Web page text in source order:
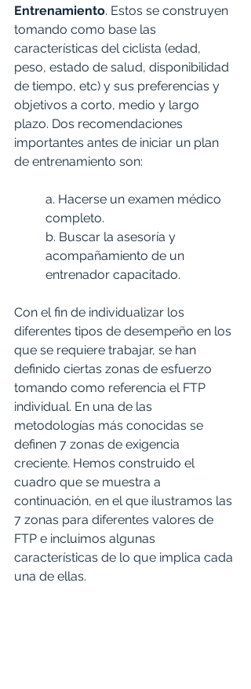
Entrenamiento. Estos se construyen
tomando como base las
características del ciclista (edad,
peso, estado de salud, disponibilidad
de tiempo, etc) y sus preferencias y
objetivos a corto, medio y largo
plazo. Dos recomendaciones
importantes antes de iniciar un plan
de entrenamiento son:
a. Hacerse un examen médico
completo.
b. Buscar la asesoría y
acompañamiento de un
entrenador capacitado.
Con el fin de individualizar los
diferentes tipos de desempeño en los
que se requiere trabajar, se han
definido ciertas zonas de esfuerzo
tomando como referencia el FTP
individual. En una de las
metodologías más conocidas se
definen 7 zonas de exigencia
creciente. Hemos construido el
cuadro que se muestra a
continuación, en el que ilustramos las
7 zonas para diferentes valores de
FTP e incluimos algunas
características de lo que implica cada
una de ellas.